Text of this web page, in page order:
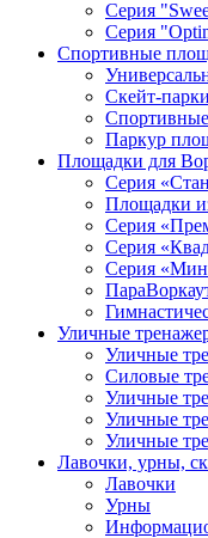
Серия
Серия
Спортивные
Скейт-парки
Паркур
Площадки для
Серия
Площадки
Серия
Серия
Серия
Уличные
Уличные
Силовые
Уличные
Уличные
Уличные
Лавочки, урны,
Лавочки
Урны